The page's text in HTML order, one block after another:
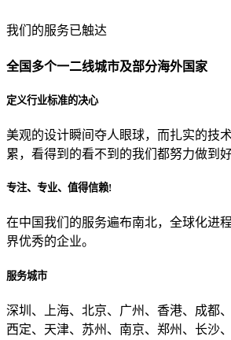
贵公司预算范围是？
贵公司的团队规模是？
目前主要的营销渠道是？
我们的服务已触达
全国多个一二线城市及部分海外国家
定义行业标准的决心
美观的设计瞬间夺人眼球，而扎实的技
累，看得到的看不到的我们都努力做到好
专注、专业、值得信赖!
在中国我们的服务遍布南北，全球化进
界优秀的企业。
服务城市
深圳、上海、北京、广州、香港、成都
西定、天津、苏州、南京、郑州、长沙